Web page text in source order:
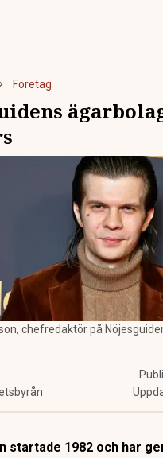
Företag
chefredaktör på
startade 1982 och har